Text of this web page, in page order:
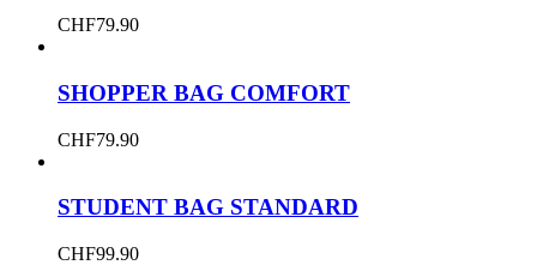
CHF79.90
SHOPPER BAG COMFORT
CHF79.90
STUDENT BAG STANDARD
CHF99.90